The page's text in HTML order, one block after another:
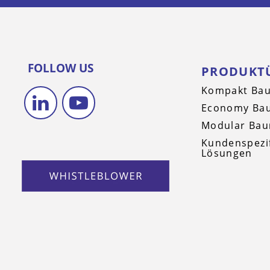
FOLLOW US
Kompakt
Economy
Modular
Lösungen